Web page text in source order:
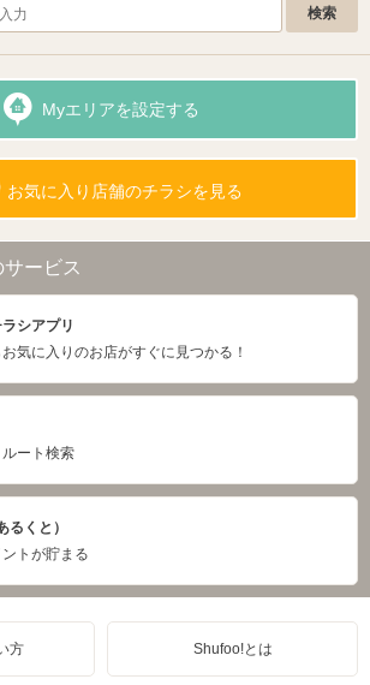
Myエリアを設定する
お気に入り店舗のチラシを見る
ービス
シアプリ
気に入りのお店がすぐに見つかる！
ート検索
くと）
トが貯まる
方 Shufoo!とは